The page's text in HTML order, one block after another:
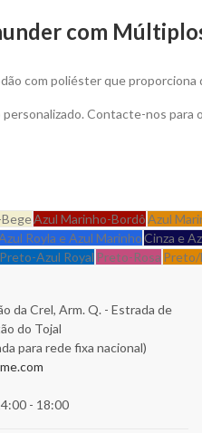
com
com poliéster que proporciona
Contacte-nos
Azul Marinho-BordôAzul
Royla e Azul Marinho Cinza e
Preto-Azul Royal Preto-Rosa Preto/
da Crel, Arm. Q. - Estrada de
do Tojal
para rede fixa nacional)
- 18:00